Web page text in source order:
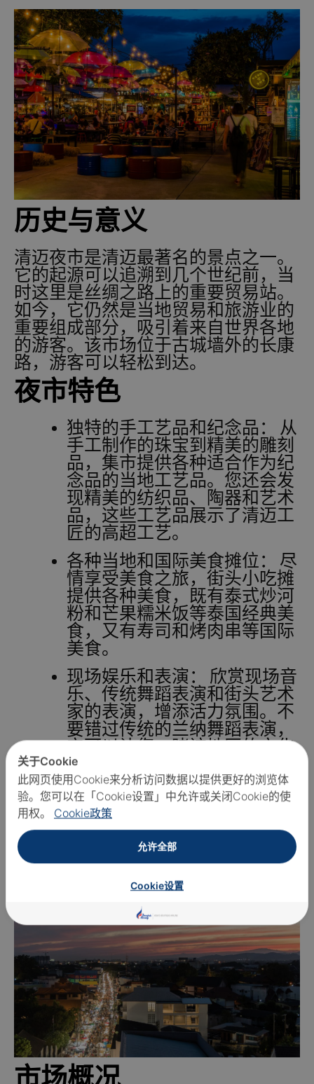
历史与意义
清迈夜市是清迈最著名的景点之一。
它的起源可以追溯到几个世纪前，当
时这里是丝绸之路上的重要贸易站。
如今，它仍然是当地贸易和旅游业的
重要组成部分，吸引着来自世界各地
的游客。该市场位于古城墙外的长康
路，游客可以轻松到达。
夜市特色
独特的手工艺品和纪念品：
从
手工制作的珠宝到精美的雕刻
品，集市提供各种适合作为纪
念品的当地工艺品。您还会发
现精美的纺织品、陶器和艺术
品，这些工艺品展示了清迈工
匠的高超工艺。
各种当地和国际美食摊位：
尽
情享受美食之旅，街头小吃摊
提供各种美食，既有泰式炒河
粉和芒果糯米饭等泰国经典美
食，又有寿司和烤肉串等国际
美食。
现场娱乐和表演：
欣赏现场音
乐、传统舞蹈表演和街头艺术
家的表演，增添活力氛围。不
要错过传统的兰纳舞蹈表演，
它可以让您一睹该地区的文化
遗产。
探索周六夜市（瓦
来步行街）
关于Cookie
此网页使用Cookie来分析访问数据以提供更好的浏览体
验。您可以在「Cookie设置」中允许或关闭Cookie的使
用权。
Cookie政策
允许全部
Cookie设置